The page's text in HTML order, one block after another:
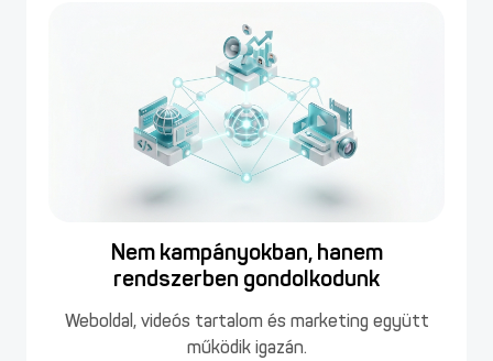
Nem kampányokban, hanem
rendszerben gondolkodunk
Weboldal, videós tartalom és marketing együtt
működik igazán.